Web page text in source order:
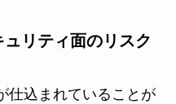
リティ面のリスク
仕込まれていることが